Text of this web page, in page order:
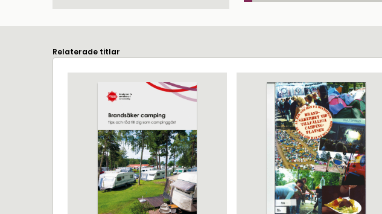
Relaterade titlar